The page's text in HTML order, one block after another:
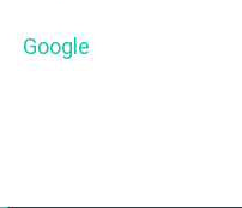
Google